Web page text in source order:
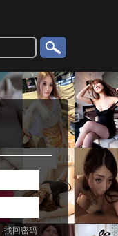
找回密码